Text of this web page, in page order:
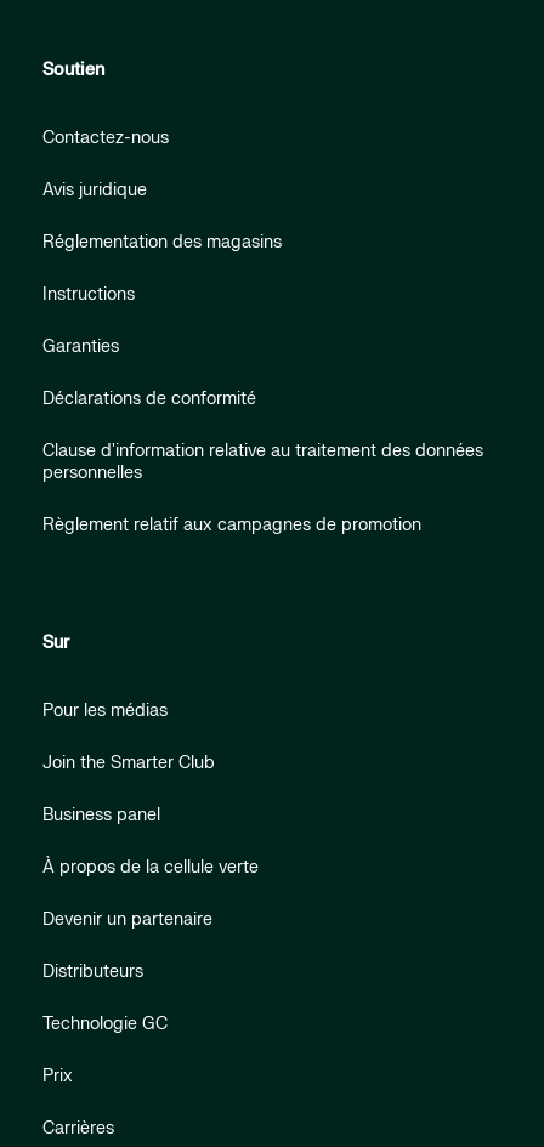
Soutien
Contactez-nous
Avis juridique
Réglementation des magasins
Instructions
Garanties
Déclarations de conformité
Clause d'information relative au traitement des données
personnelles
Règlement relatif aux campagnes de promotion
Sur
Pour les médias
Join the Smarter Club
Business panel
À propos de la cellule verte
Devenir un partenaire
Distributeurs
Technologie GC
Prix
Carrières